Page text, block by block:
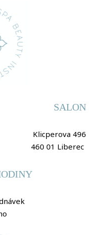
SALON
Klicperova 496
460 01 Liberec